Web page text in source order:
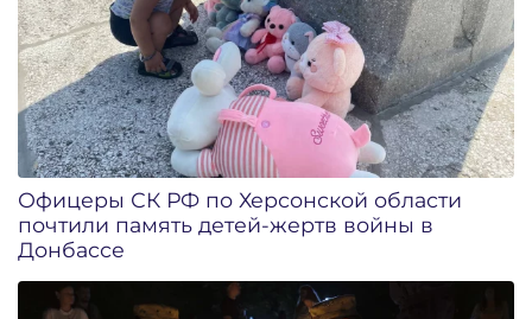
Офицеры СК РФ по Херсонской области
почтили память детей-жертв войны в
Донбассе